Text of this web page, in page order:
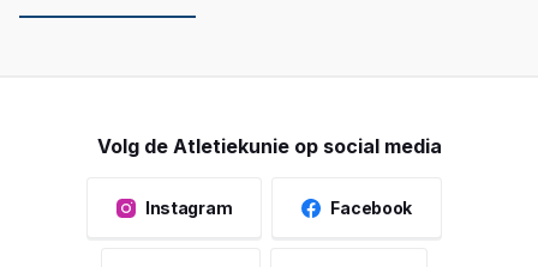
Volg de Atletiekunie op social media
Instagram Facebook